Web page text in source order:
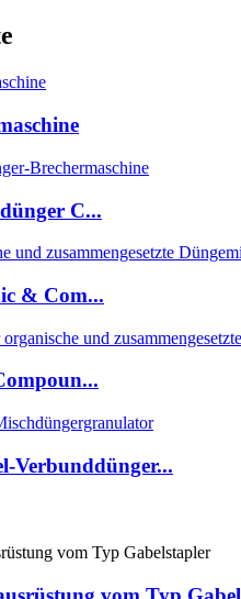
C...
& Com...
Verbunddünger...